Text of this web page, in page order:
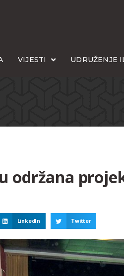
VIJESTI UDRUŽENJE
održana
LinkedIn Twitter